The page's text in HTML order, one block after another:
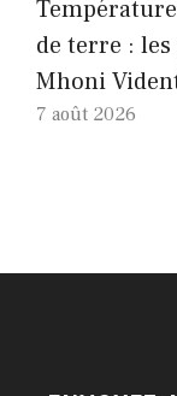
de terre :
Mhoni
7 août 2026